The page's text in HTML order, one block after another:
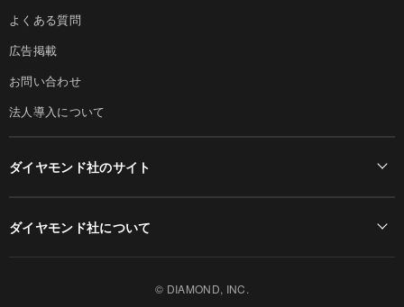
よくある質問
広告掲載
お問い合わせ
法人導入について
ダイヤモンド社のサイト
ダイヤモンド社について
© DIAMOND, INC.